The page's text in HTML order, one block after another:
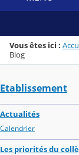
Vous êtes ici :
Blog
Etablissement
Actualités
Calendrier
Les priorités du